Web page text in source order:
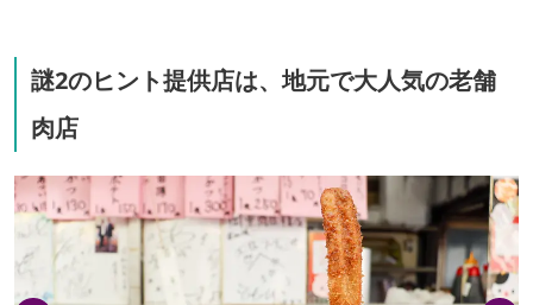
謎2のヒント提供店は、地元で大人気の老舗
肉店